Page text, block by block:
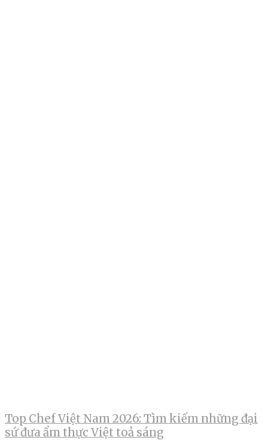
Top Chef Việt Nam 2026: Tìm kiếm những đại
sứ đưa ẩm thực Việt toả sáng